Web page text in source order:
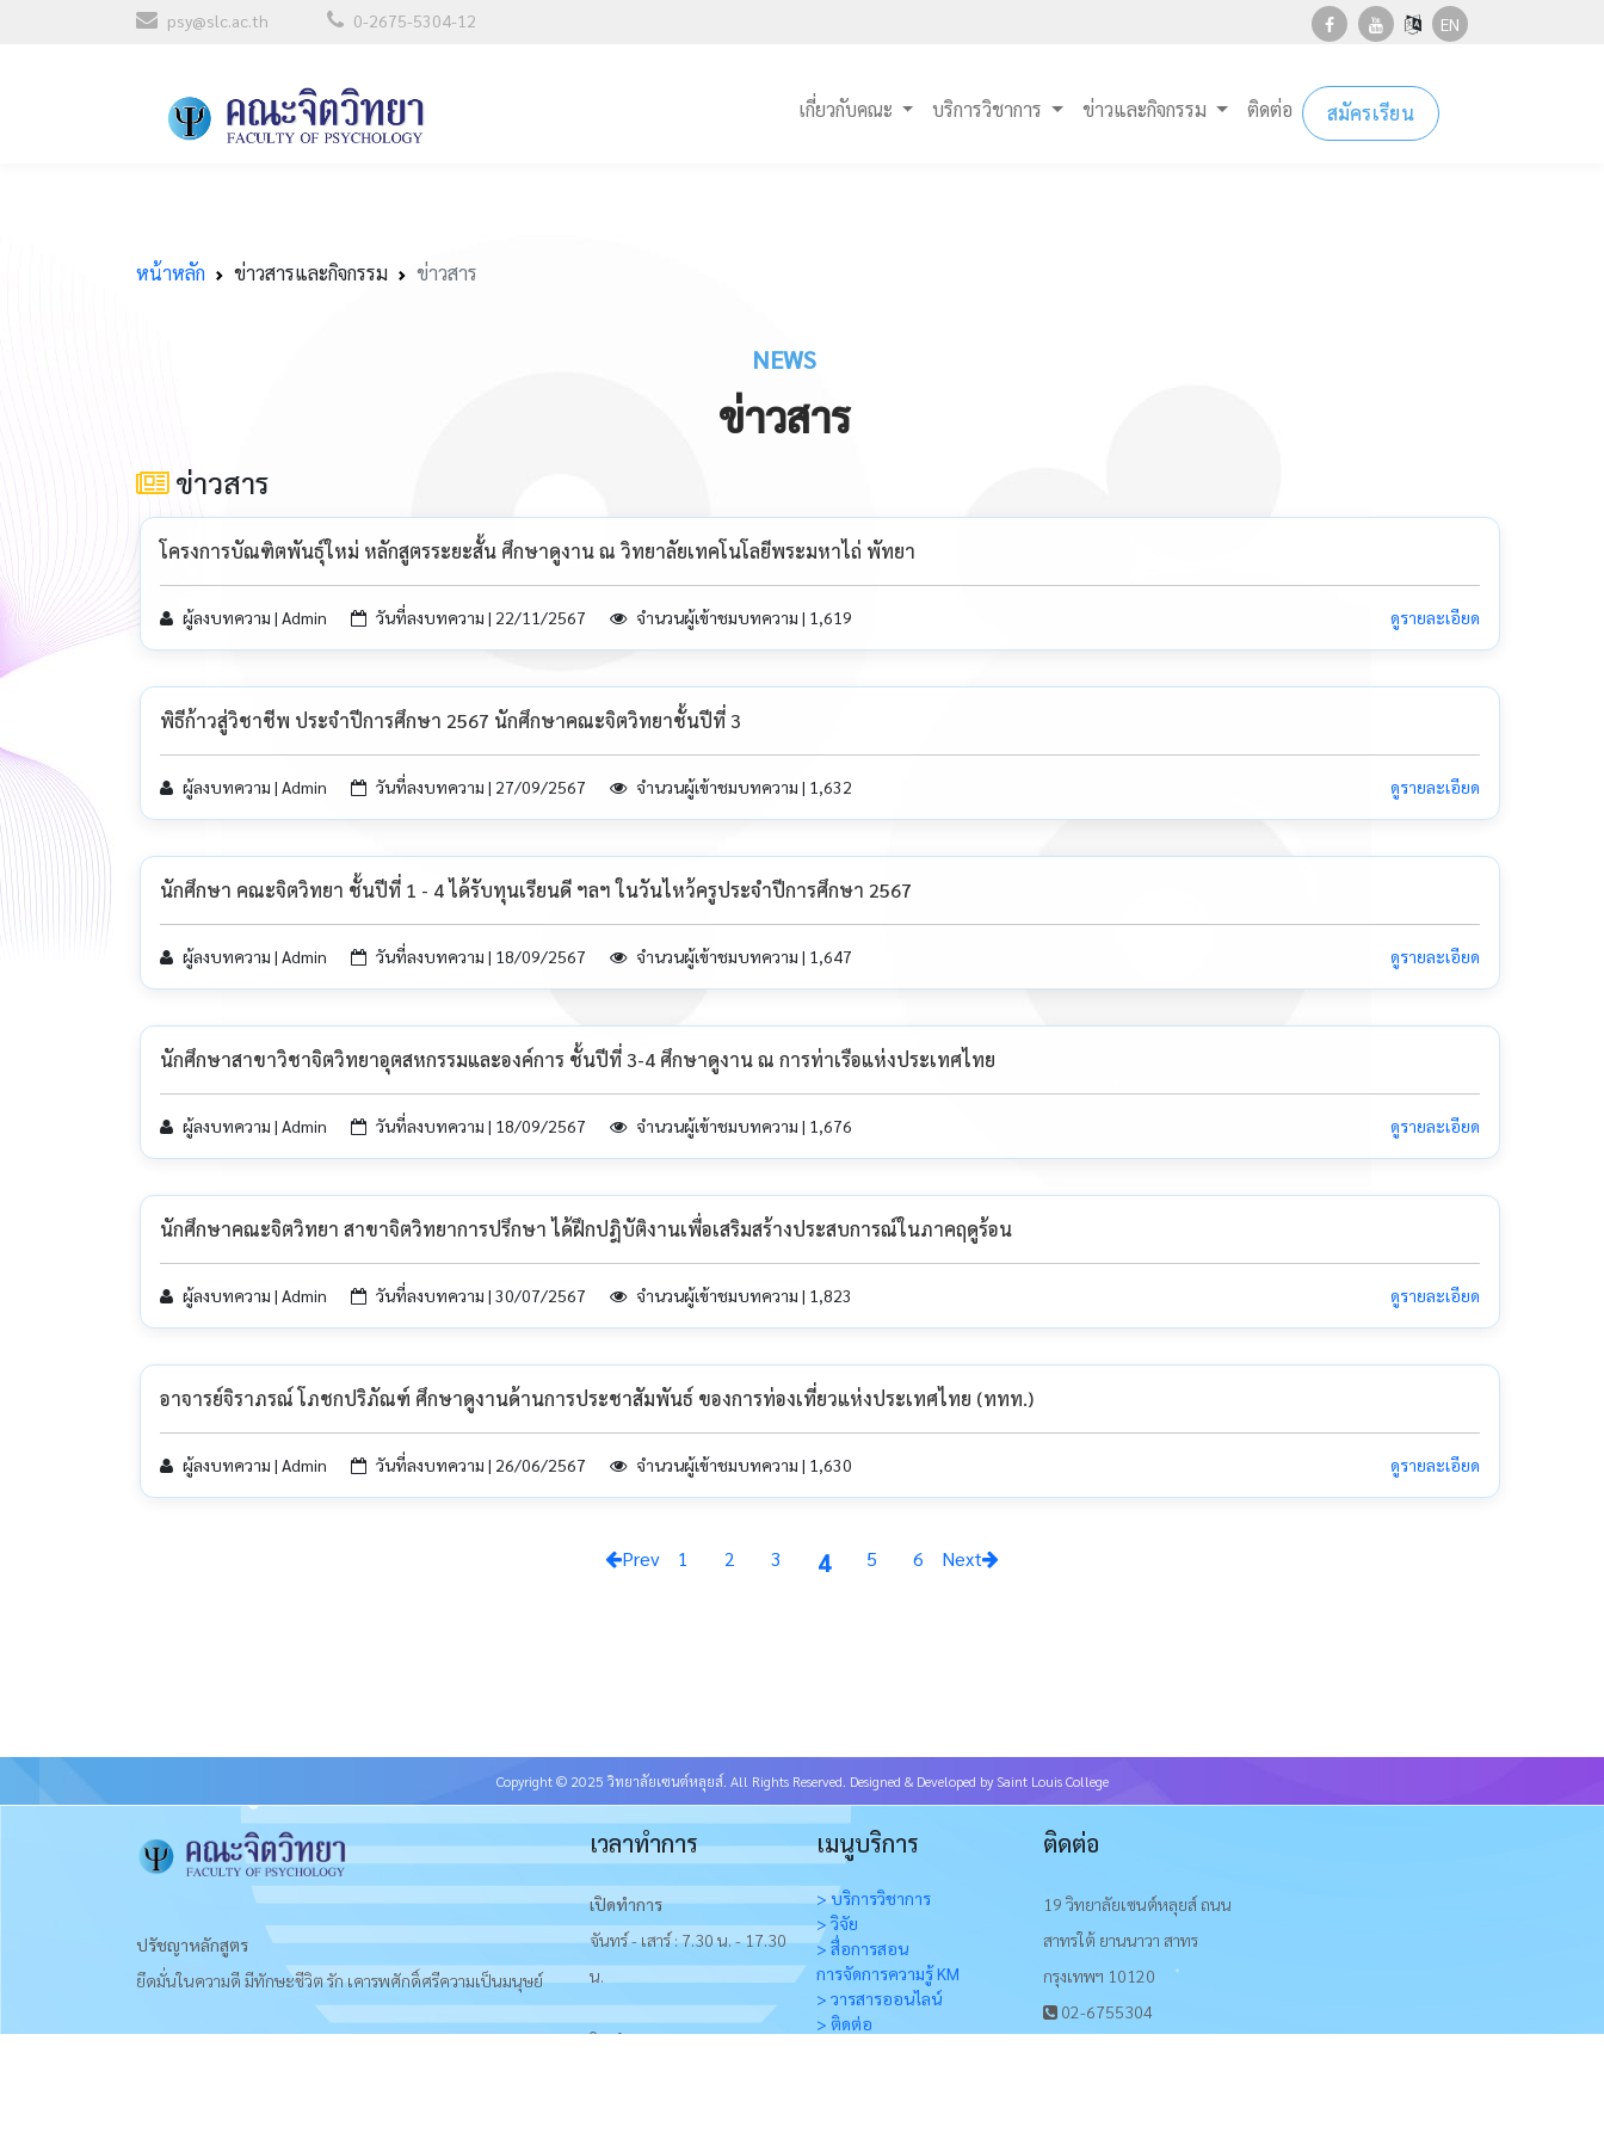
psy@slc.ac.th 0-2675-5304-12 EN
เกี่ยวกับคณะ บริการวิชาการ ข่าวและกิจกรรม ติดต่อ สมัครเรียน
หน้าหลัก ข่าวสารและกิจกรรม ข่าวสาร
NEWS
ข่าวสาร
ข่าวสาร
โครงการบัณฑิตพันธุ์ใหม่ หลักสูตรระยะสั้น ศึกษาดูงาน ณ วิทยาลัยเทคโนโลยีพระมหาไถ่ พัทยา
ผู้ลงบทความ | Admin วันที่ลงบทความ | 22/11/2567 จำนวนผู้เข้าชมบทความ | 1,619 ดูรายละเอียด
พิธีก้าวสู่วิชาชีพ ประจำปีการศึกษา 2567 นักศึกษาคณะจิตวิทยาชั้นปีที่ 3
ผู้ลงบทความ | Admin วันที่ลงบทความ | 27/09/2567 จำนวนผู้เข้าชมบทความ | 1,632 ดูรายละเอียด
นักศึกษา คณะจิตวิทยา ชั้นปีที่ 1 - 4 ได้รับทุนเรียนดี ฯลฯ ในวันไหว้ครูประจำปีการศึกษา 2567
ผู้ลงบทความ | Admin วันที่ลงบทความ | 18/09/2567 จำนวนผู้เข้าชมบทความ | 1,647 ดูรายละเอียด
นักศึกษาสาขาวิชาจิตวิทยาอุตสหกรรมและองค์การ ชั้นปีที่ 3-4 ศึกษาดูงาน ณ การท่าเรือแห่งประเทศไทย
ผู้ลงบทความ | Admin วันที่ลงบทความ | 18/09/2567 จำนวนผู้เข้าชมบทความ | 1,676 ดูรายละเอียด
นักศึกษาคณะจิตวิทยา สาขาจิตวิทยาการปรึกษา ได้ฝึกปฎิบัติงานเพื่อเสริมสร้างประสบการณ์ในภาคฤดูร้อน
ผู้ลงบทความ | Admin วันที่ลงบทความ | 30/07/2567 จำนวนผู้เข้าชมบทความ | 1,823 ดูรายละเอียด
อาจารย์จิราภรณ์ โภชกปริภัณฑ์ ศึกษาดูงานด้านการประชาสัมพันธ์ ของการท่องเที่ยวแห่งประเทศไทย (ททท.)
ผู้ลงบทความ | Admin วันที่ลงบทความ | 26/06/2567 จำนวนผู้เข้าชมบทความ | 1,630 ดูรายละเอียด
Prev 1 2 3 4 5 6 Next
Copyright © 2025 วิทยาลัยเซนต์หลุยส์. All Rights Reserved. Designed & Developed by Saint Louis College
ปรัชญาหลักสูตร
ยึดมั่นในความดี มีทักษะชีวิต รัก เคารพศักดิ์ศรีความเป็นมนุษย์
เวลาทำการ
เปิดทำการ
จันทร์ - เสาร์ : 7.30 น. - 17.30
น.
ปิดทำการ
เมนูบริการ
> บริการวิชาการ
> วิจัย
> สื่อการสอน
การจัดการความรู้ KM
> วารสารออนไลน์
> ติดต่อ
ติดต่อ
19 วิทยาลัยเซนต์หลุยส์ ถนน
สาทรใต้ ยานนาวา สาทร
กรุงเทพฯ 10120
02-6755304